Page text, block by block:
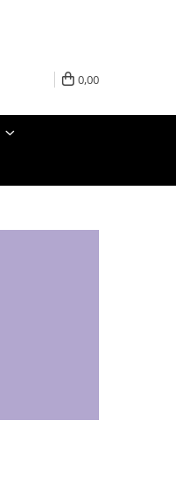
0,00